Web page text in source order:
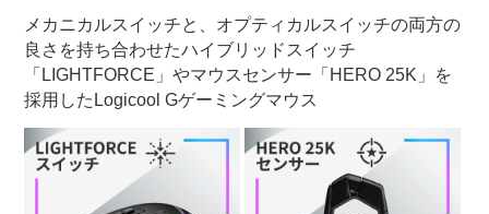
メカニカルスイッチと、オプティカルスイッチの両方の
良さを持ち合わせたハイブリッドスイッチ
「LIGHTFORCE」やマウスセンサー「HERO 25K」を
採用したLogicool Gゲーミングマウス